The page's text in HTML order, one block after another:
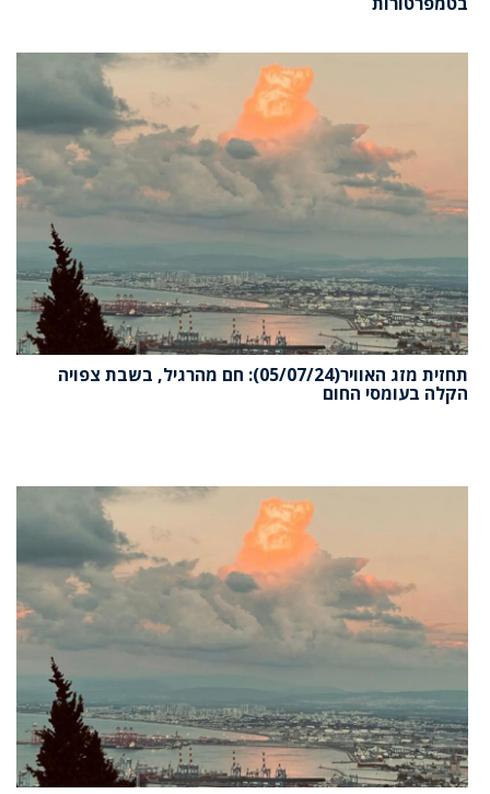
תחזית מזג האוויר(05/07/24): חם מהרגיל, בשבת צפויה
הקלה בעומסי החום